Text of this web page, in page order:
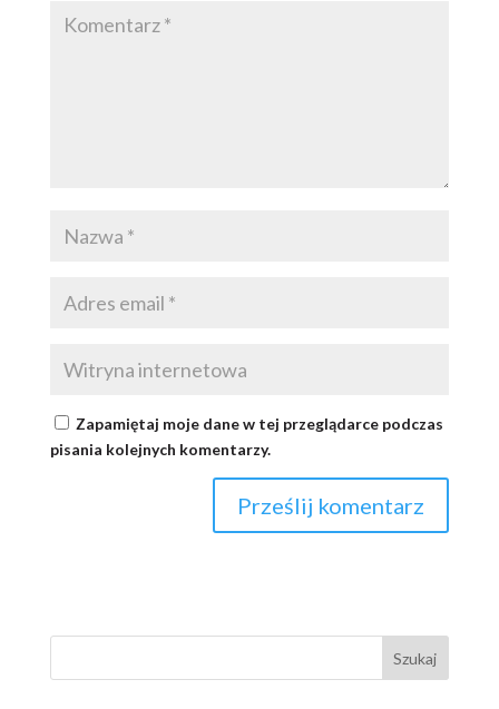
Zapamiętaj moje dane w tej przeglądarce podczas
pisania kolejnych komentarzy.
Szukaj